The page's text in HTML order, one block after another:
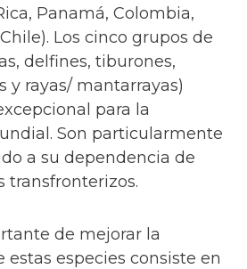
Panamá, Colombia,
Los cinco grupos de
delfines, tiburones,
y rayas/ mantarrayas)
para la
Son particularmente
a su dependencia de
transfronterizos.
de mejorar la
estas especies consiste en